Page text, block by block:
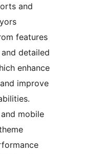
and
features
detailed
enhance
improve
mobile